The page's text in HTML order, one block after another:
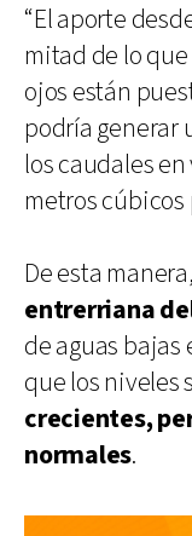
“El aporte
mitad de lo
ojos están
podría generar
los caudales
metros cúbicos
De esta
entrerriana
de aguas bajas
que los niveles
crecientes,
normales.